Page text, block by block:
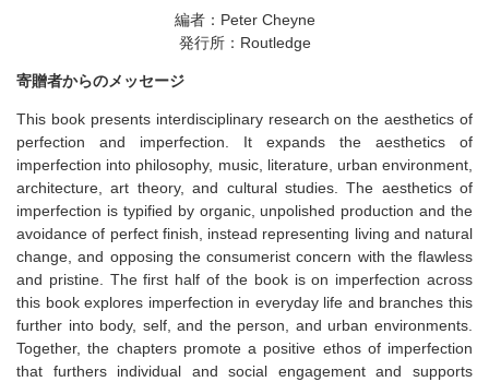
編者：Peter Cheyne
発行所：Routledge
寄贈者からのメッセージ
This book presents interdisciplinary research on the aesthetics of
perfection and imperfection. It expands the aesthetics of
imperfection into philosophy, music, literature, urban environment,
architecture, art theory, and cultural studies. The aesthetics of
imperfection is typified by organic, unpolished production and the
avoidance of perfect finish, instead representing living and natural
change, and opposing the consumerist concern with the flawless
and pristine. The first half of the book is on imperfection across
this book explores imperfection in everyday life and branches this
further into body, self, and the person, and urban environments.
Together, the chapters promote a positive ethos of imperfection
that furthers individual and social engagement and supports